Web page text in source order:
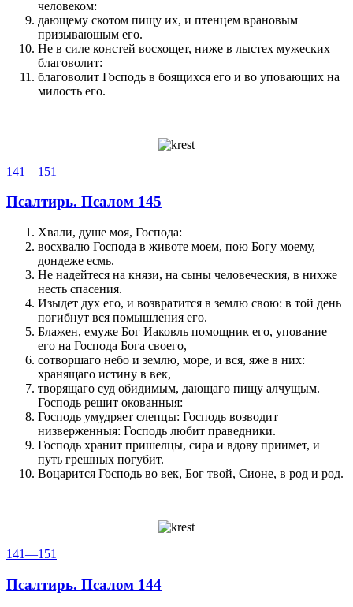
человеком:
дающему скотом пищу их, и птенцем врановым
призывающым его.
Не в силе констей восхощет, ниже в лыстех мужеских
благоволит:
благоволит Господь в боящихся его и во уповающих на
милость его.
141—151
Псалтирь. Псалом 145
Хвали, душе моя, Господа:
восхвалю Господа в животе моем, пою Богу моему,
дондеже есмь.
Не надейтеся на князи, на сыны человеческия, в нихже
несть спасения.
Изыдет дух его, и возвратится в землю свою: в той день
погибнут вся помышления его.
Блажен, емуже Бог Иаковль помощник его, упование
его на Господа Бога своего,
сотворшаго небо и землю, море, и вся, яже в них:
хранящаго истину в век,
творящаго суд обидимым, дающаго пищу алчущым.
Господь решит окованныя:
Господь умудряет слепцы: Господь возводит
низверженныя: Господь любит праведники.
Господь хранит пришелцы, сира и вдову приимет, и
путь грешных погубит.
Воцарится Господь во век, Бог твой, Сионе, в род и род.
141—151
Псалтирь. Псалом 144